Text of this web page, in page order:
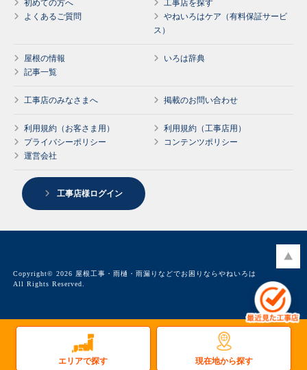
初めての方へ
工事店を探す
よくあるご質問
やねいろはケア（有料保証サービ
ス）
屋根の情報
いろは辞典
記事一覧
工事店のみなさまへ 掲載のお問い合わせ
利用規約（お客さま用）
利用規約（工事店用）
プライバシーポリシー
コンテンツポリシー
運営会社
工事店様ログイン
Copyright© 2026 屋根工事・雨樋・雨漏りなどでお困りならやねいろは
All Rights Reserved.
エリアで探す 現在地から探す